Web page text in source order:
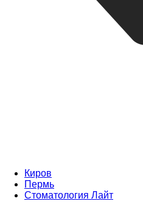
Киров
Пермь
Стоматология Лайт